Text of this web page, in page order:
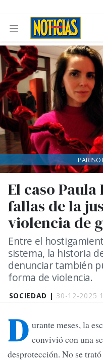
SOCIEDAD | 30-12-2025
El caso
fallas de la
violencia de
Entre el
sistema, la historia
denunciar también
forma de violencia.
D urante meses, la
convivió con una
desprotección. No se